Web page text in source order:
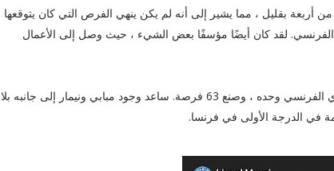
أقل من إجمالي أهدافه المتوقعة البالغ 10.1 بأكثر من أربعة بقليل ، مما يشير إلى أنه لم يكن ينهي الفرص التي كان يتوقعها
أول 12 مباراة له في الدوري الفرنسي. لقد كان أيضًا مؤسفًا بعض الشيء ، حيث وصل إلى الأعمال
ومع ذلك ، صنع ميسي - لقد سجل 14 تمريرة حاسمة في الدوري الفرنسي وحده ، وصنع 63 فرصة. ساعد وجود مبابي ونيمار إلى جانبه بلا